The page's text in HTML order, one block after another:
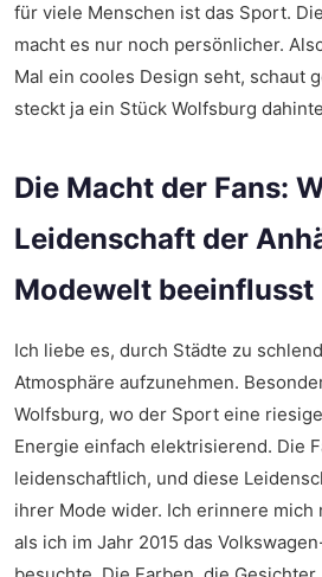
für viele Menschen ist das Sport.
macht es nur noch persönlicher.
Mal ein cooles Design seht, schaut
steckt ja ein Stück Wolfsburg
Die Macht der Fans:
Leidenschaft der
Modewelt beeinflusst
Ich liebe es, durch Städte zu
Atmosphäre aufzunehmen.
Wolfsburg, wo der Sport eine
Energie einfach elektrisierend. Die
leidenschaftlich, und diese
ihrer Mode wider. Ich erinnere mich
als ich im Jahr 2015 das